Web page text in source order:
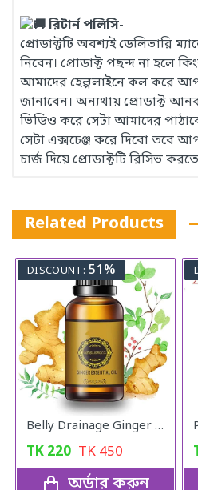
রিটার্ন পলিসি-
প্রোডাক্টটি অবশ্যই ডেলিভারি
নিবেন। প্রোডাক্ট পছন্দ না হলে
আমাদের হেল্পলাইনে কল করে
জানাবেন। অন্যথায় প্রোডাক্ট
ভিডিও করে সেটা আমাদের
সেটা এক্সচেঞ্জ করে দিবো তবে
চার্জ দিয়ে প্রোডাক্টটি রিসিভ
Related Products
DISCOUNT: 51%
Belly Drainage Ginger Essential Oil
TK 220 TK450
অর্ডার করুন